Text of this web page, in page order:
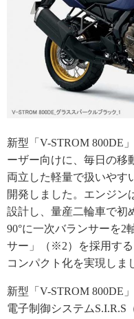
新型「V-STROM 800DE
ーザー向けに、毎日の移
両立した軽量で扱いやす
開発しました。エンジン
設計し、量産二輪車で初
90°に一次バランサーを2
サー」（※2）を採用する
コンパクト化を実現しま
新型「V-STROM 800DE
電子制御システムS.I.R.S